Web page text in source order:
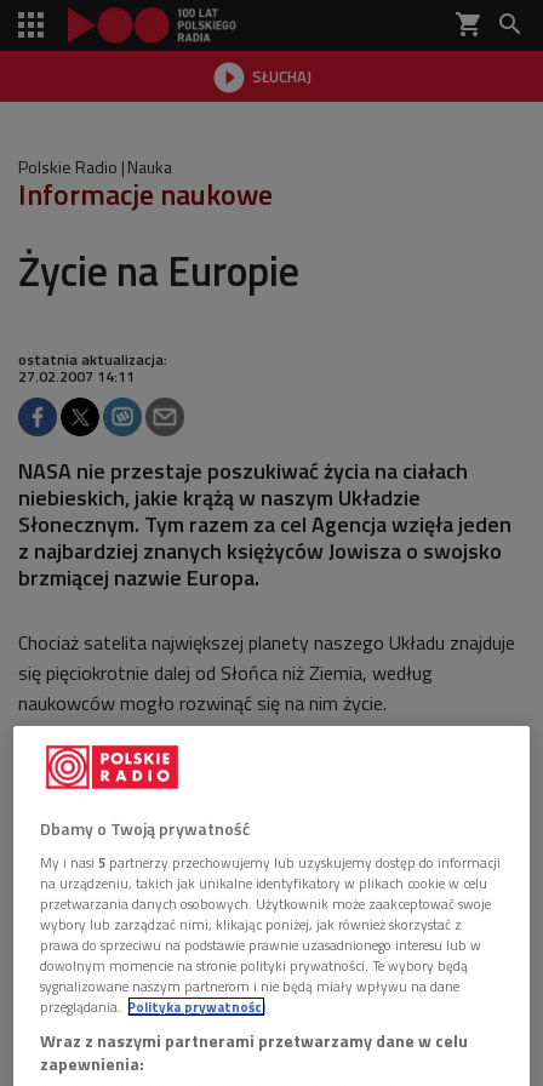
shopping_cart 
 SŁUCHAJ

Polskie Radio Nauka
Informacje naukowe
Życie na Europie
ostatnia aktualizacja:
27.02.2007 14:11
NASA nie przestaje poszukiwać życia na ciałach
niebieskich, jakie krążą w naszym Układzie
Słonecznym. Tym razem za cel Agencja wzięła jeden
z najbardziej znanych księżyców Jowisza o swojsko
brzmiącej nazwie Europa.
Chociaż satelita największej planety naszego Układu znajduje
się pięciokrotnie dalej od Słońca niż Ziemia, według
naukowców mogło rozwinąć się na nim życie.
Profesor Ronald Greeley ze State University of Arizona 18
lutego, podczas dorocznego spotkania Amerykańskiego
for the Advancement of Science) w San
Francisco, zaprezentował plan badań na tym księżycu.
„Europa jest wyjątkowa w naszym Układzie Słonecznym –
mówi. – To skalisty obiekt, niewiele mniejszy od naszego
Księżyca, a pokrywa go głęboka na 160 km warstwa
zamarzniętej wody”. Czyli znajduje się na nim więcej wody niż
we wszystkich oceanach Ziemi razem wziętych! Na
Europie są również związki organiczne (odkryte przez sondę
Dbamy o Twoją prywatność
My i nasi5 partnerzy przechowujemy lub uzyskujemy dostęp do informacji
na urządzeniu, takich jak unikalne identyfikatory w plikach cookie w celu
przetwarzania danych osobowych. Użytkownik może zaakceptować swoje
wybory lub zarządzać nimi, klikając poniżej, jak również skorzystać z
prawa do sprzeciwu na podstawie prawnie uzasadnionego interesu lub w
dowolnym momencie na stronie polityki prywatności. Te wybory będą
sygnalizowane naszym partnerom i nie będą miały wpływu na dane
przeglądania. Polityka prywatności
Wraz z naszymi partnerami przetwarzamy dane w celu
zapewnienia: